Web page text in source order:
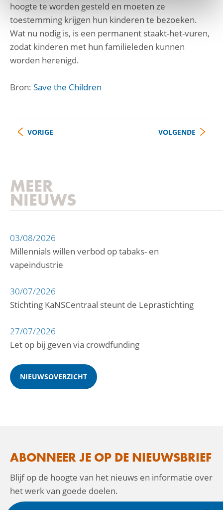
hoogte te worden gesteld en moeten ze
toestemming krijgen hun kinderen te bezoeken.
Wat nu nodig is, is een permanent staakt-het-vuren,
zodat kinderen met hun familieleden kunnen
worden herenigd.
Bron: Save the Children
VORIGE VOLGENDE
MEER
NIEUWS
03/08/2026
Millennials willen verbod op tabaks- en
vapeindustrie
30/07/2026
Stichting KaNSCentraal steunt de Leprastichting
27/07/2026
Let op bij geven via crowdfunding
NIEUWSOVERZICHT
ABONNEER JE OP DE NIEUWSBRIEF
Blijf op de hoogte van het nieuws en informatie over
het werk van goede doelen.